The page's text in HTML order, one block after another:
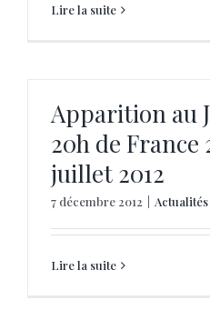
Lire la suite
Apparition au
20h de France
juillet 2012
7 décembre 2012 Actualités
Lire la suite